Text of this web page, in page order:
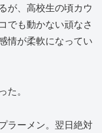
が、高校生の頃カウ
でも動かない頑なさ
情が柔軟になってい
。
ラーメン。翌日絶対